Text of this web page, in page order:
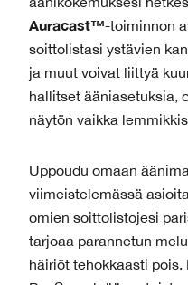
Auracast™-toiminnon
soittolistasi ystävien
ja muut voivat liittyä
hallitset ääniasetuksia,
näytön vaikka
Uppoudu omaan
viimeistelemässä
omien soittolistojesi
tarjoaa parannetun
häiriöt tehokkaasti pois.